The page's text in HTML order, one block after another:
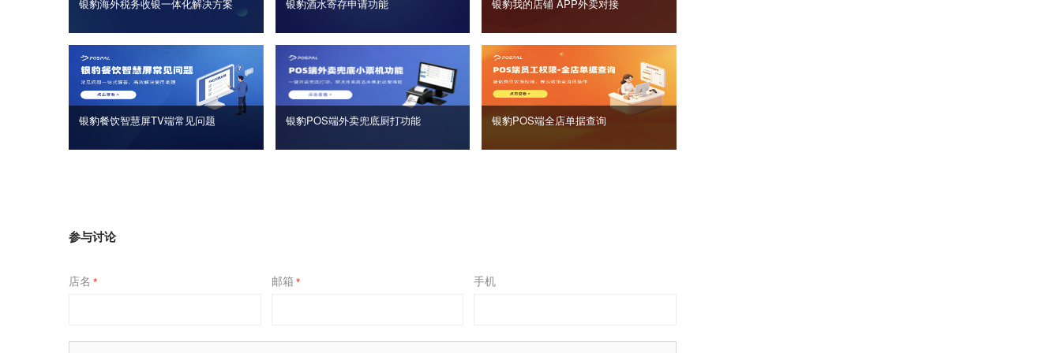
银豹海外税务收银一体化解决方案 银豹酒水寄存申请功能 银豹我的店铺 APP外卖对接
银豹餐饮智慧屏TV端常见问题 银豹POS端外卖兜底厨打功能 银豹POS端全店单据查询
参与讨论
店名 * 邮箱 * 手机